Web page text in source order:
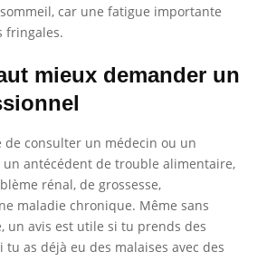
car une fatigue importante
fringales.
mieux demander un
de consulter un médecin ou un
antécédent de trouble alimentaire,
rénal, de grossesse,
maladie chronique. Même sans
un avis est utile si tu prends des
tu as déjà eu des malaises avec des